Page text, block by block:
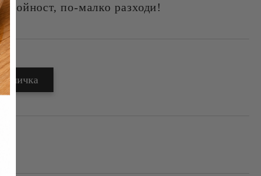
стойност, по-малко разходи!